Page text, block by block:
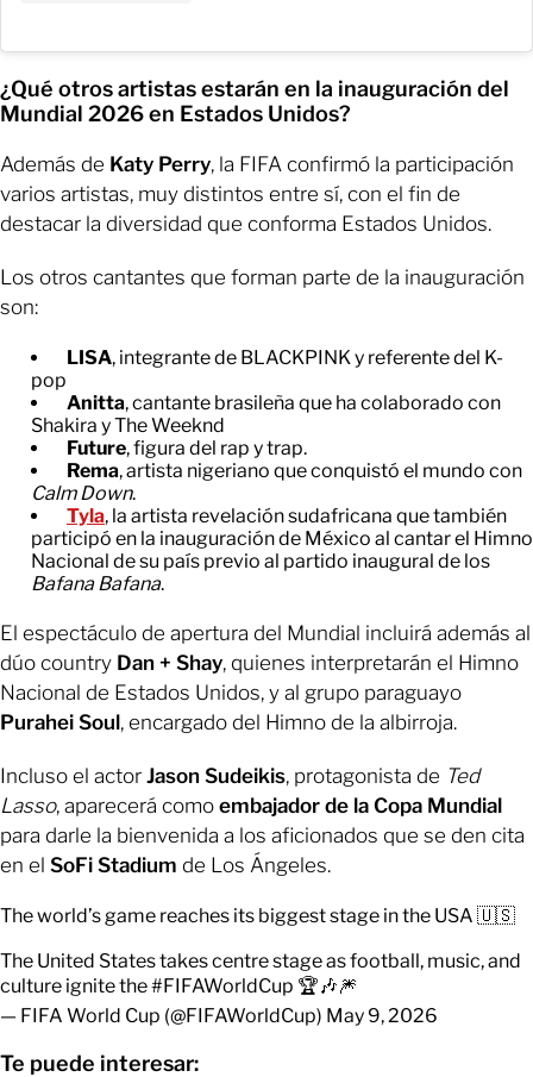
¿Qué otros artistas estarán en la inauguración del
Mundial 2026 en Estados Unidos?
Además de Katy Perry, la FIFA confirmó la participación
varios artistas, muy distintos entre sí, con el fin de
destacar la diversidad que conforma Estados Unidos.
Los otros cantantes que forman parte de la inauguración
son:
LISA, integrante de BLACKPINK y referente del K-
pop
Anitta, cantante brasileña que ha colaborado con
Shakira y The Weeknd
Future, figura del rap y trap.
Rema, artista nigeriano que conquistó el mundo con
Calm Down.
Tyla, la artista revelación sudafricana que también
participó en la inauguración de México al cantar el Himno
Nacional de su país previo al partido inaugural de los
Bafana Bafana.
El espectáculo de apertura del Mundial incluirá además al
dúo country Dan + Shay, quienes interpretarán el Himno
Nacional de Estados Unidos, y al grupo paraguayo
Purahei Soul, encargado del Himno de la albirroja.
Incluso el actor Jason Sudeikis, protagonista de Ted
Lasso, aparecerá como embajador de la Copa Mundial
para darle la bienvenida a los aficionados que se den cita
en el SoFi Stadium de Los Ángeles.
The world’s game reaches its biggest stage in the USA 🇺🇸
The United States takes centre stage as football, music, and
culture ignite the#FIFAWorldCup 🏆🎶🎆
— FIFA World Cup (@FIFAWorldCup) May 9, 2026
Te puede interesar: